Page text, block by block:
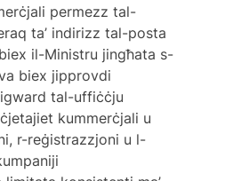
permezz tal-
ta’ indirizz tal-posta
il-Ministru jingħata s-
biex jipprovdi
tal-uffiċċju
kummerċjali u
r-reġistrazzjoni u l-